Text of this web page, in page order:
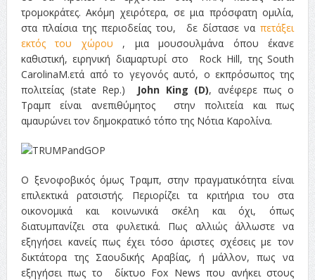
τρομοκράτες. Ακόμη χειρότερα, σε μια πρόσφατη ομιλία,
στα πλαίσια της περιοδείας του, δε δίστασε ναπετάξει
εκτός του χώρου , μια μουσουλμάνα όπου έκανε
καθιστική, ειρηνική διαμαρτυρί στο Rock Hill, της South
CarolinaΜ.ετά από το γεγονός αυτό, ο εκπρόσωπος της
πολιτείας (state Rep.) John King (D), ανέφερε πως ο
Τραμπ είναι ανεπιθύμητος στην πολιτεία και πως
αμαυρώνει τον δημοκρατικό τόπο της Νότια Καρολίνα.
Ο ξενοφοβικός όμως Τραμπ, στην πραγματικότητα είναι
επιλεκτικά ρατσιστής. Περιορίζει τα κριτήρια του στα
οικονομικά και κοινωνικά σκέλη και όχι, όπως
διατυμπανίζει στα φυλετικά. Πως αλλιώς άλλωστε να
εξηγήσει κανείς πως έχει τόσο άριστες σχέσεις με τον
δικτάτορα της Σαουδικής Αραβίας, ή μάλλον, πως να
εξηγήσει πως το δίκτυο Fox News που ανήκει στους